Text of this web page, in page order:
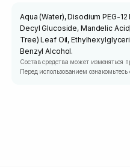
Aqua (Water), Disodium PEG-
Decyl Glucoside, Mandelic
Tree) Leaf Oil,
Benzyl Alcohol.
Состав средства может изменяться
Перед использованием